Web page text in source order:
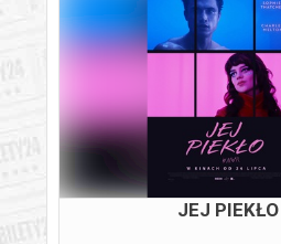
JEJ PIEKŁO